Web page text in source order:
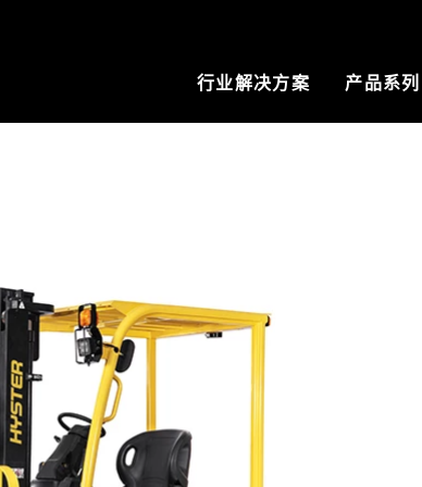
行业解决方案 产品系列